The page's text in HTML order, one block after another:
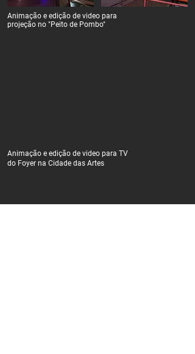
Animação e edição de video para
projeção no "Peito de Pombo"
Animação e edição de video para TV
do Foyer na Cidade das Artes